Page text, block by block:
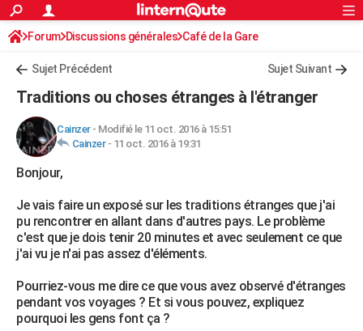
ACTUALITÉS
Politique
Société
Faits Divers
Education
Monde
Villes
+
FINANCE
Retraite
Impôts
Epargne
Immobilier
Risques naturels par ville
Banque
Assurance
Crédit
AUTO
Essais
Réserver un essai
Citadines
Berlines
SUV
Forum auto
+HIGH-TECH
Mobiles
Meilleur smartphone
Internet
Ordinateurs
Jeux vidéo
Guide high-tech
+BRICOLAGE
Forum
Aménagement intérieur
Extérieur
Cuisine
Salle de bains
Jardinage
Rangement
WEEK-END
Guides de France
Escapades
Patrimoine
Expositions
Musées
Week-end nature
+LIFESTYLE
Art de vivre
Bien-être
Loisirs
ModeModes de vie
SANTE
S'inscrire
Connexion
Forum Discussions générales Café de la Gare
Sujet Précédent Sujet Suivant
Traditions ou choses étranges à l'étranger
Cainzer- Modifié le 11 oct. 2016 à 15:51
Cainzer- 11 oct. 2016 à 19:31
Bonjour,
Je vais faire un exposé sur les traditions étranges que j'ai
pu rencontrer en allant dans d'autres pays. Le problème
c'est que je dois tenir 20 minutes et avec seulement ce que
j'ai vu je n'ai pas assez d'éléments.
Pourriez-vous me dire ce que vous avez observé d'étranges
pendant vos voyages ? Et si vous pouvez, expliquez
pourquoi les gens font ça ?